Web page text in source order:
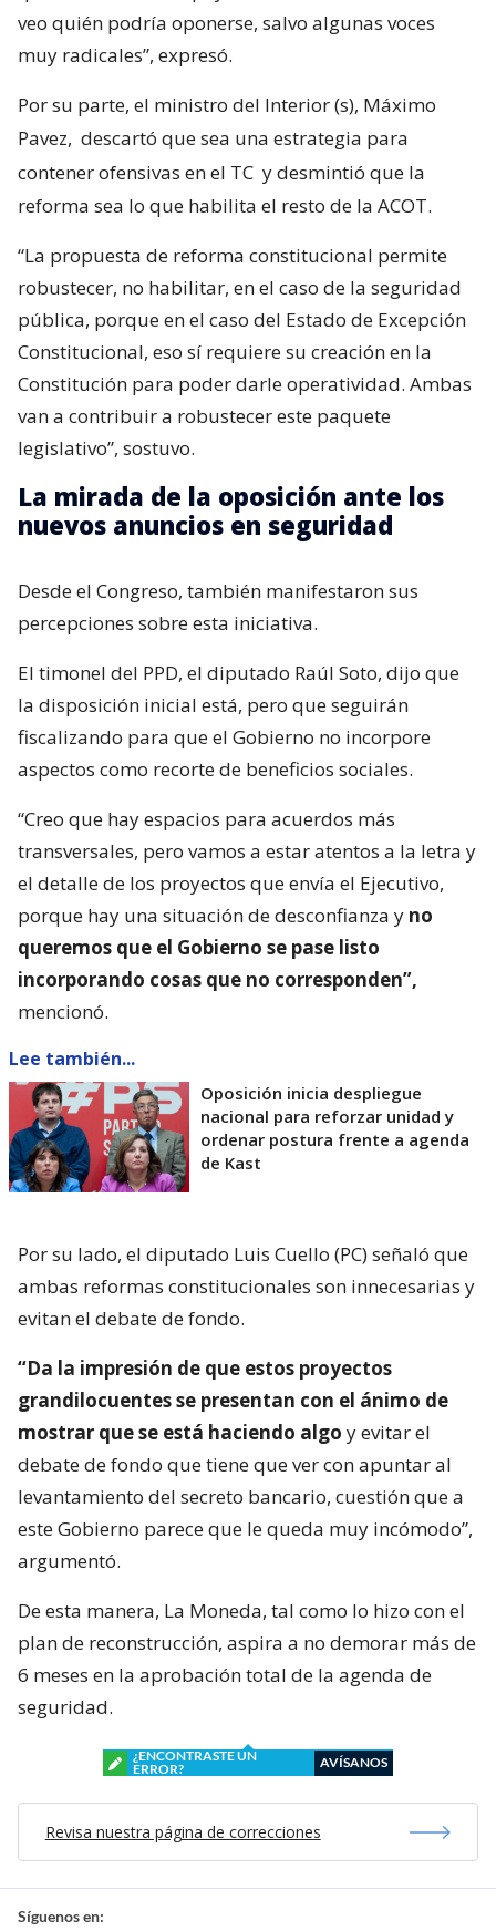
veo quién podría oponerse, salvo algunas voces
muy radicales”, expresó.
Por su parte, el ministro del Interior (s), Máximo
Pavez, descartó que sea una estrategia para
contener ofensivas en el TC y desmintió que la
reforma sea lo que habilita el resto de la ACOT.
“La propuesta de reforma constitucional permite
robustecer, no habilitar, en el caso de la seguridad
pública, porque en el caso del Estado de Excepción
Constitucional, eso sí requiere su creación en la
Constitución para poder darle operatividad. Ambas
van a contribuir a robustecer este paquete
legislativo”, sostuvo.
La mirada de la oposición ante los
nuevos anuncios en seguridad
Desde el Congreso, también manifestaron sus
percepciones sobre esta iniciativa.
El timonel del PPD, el diputado Raúl Soto, dijo que
la disposición inicial está, pero que seguirán
fiscalizando para que el Gobierno no incorpore
aspectos como recorte de beneficios sociales.
“Creo que hay espacios para acuerdos más
transversales, pero vamos a estar atentos a la letra y
el detalle de los proyectos que envía el Ejecutivo,
porque hay una situación de desconfianza y no
queremos que el Gobierno se pase listo
incorporando cosas que no corresponden”,
mencionó.
Lee también...
Oposición inicia despliegue
nacional para reforzar unidad y
ordenar postura frente a agenda
de Kast
Por su lado, el diputado Luis Cuello (PC) señaló que
ambas reformas constitucionales son innecesarias y
evitan el debate de fondo.
“Da la impresión de que estos proyectos
grandilocuentes se presentan con el ánimo de
mostrar que se está haciendo algo y evitar el
debate de fondo que tiene que ver con apuntar al
levantamiento del secreto bancario, cuestión que a
este Gobierno parece que le queda muy incómodo”,
argumentó.
De esta manera, La Moneda, tal como lo hizo con el
plan de reconstrucción, aspira a no demorar más de
6 meses en la aprobación total de la agenda de
seguridad.
¿ENCONTRASTE UN
ERROR?
AVÍSANOS
Revisa nuestra página de correcciones
Síguenos en: